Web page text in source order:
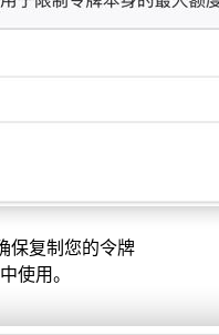
保复制您的令牌
使用。